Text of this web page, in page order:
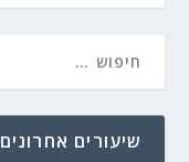
שיעורים אחרונים